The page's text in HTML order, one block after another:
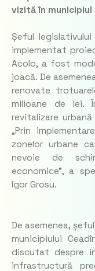
vizită în
Șeful
implementat
Acolo, a fost
joacă. De
renovate
milioane de lei.
revitalizare
„Prin
zonelor urbane
nevoie de
economice”, a
Igor Grosu.
De asemenea,
municipiului
discutat despre
infrastructură